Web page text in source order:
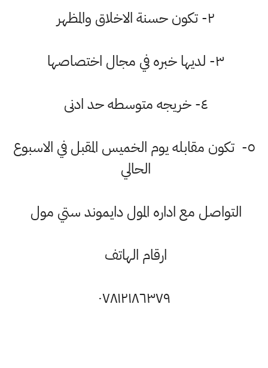
٥- تكون مقابله يوم الخميس المقبل في الاسبوع
الحالي
التواصل مع اداره المول دايموند ستي مول
ارقام الهاتف
٠٧٨١٢١٨٦٣٧٩